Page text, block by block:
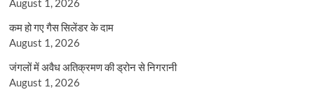
कम हो गए गैस सिलेंडर के दाम
August 1, 2026
जंगलों में अवैध अतिक्रमण की ड्रोन से निगरानी
August 1, 2026